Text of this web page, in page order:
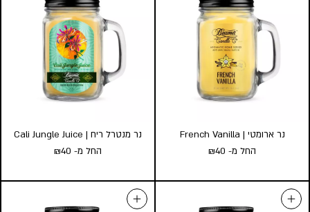
Island Party
החל מ- ₪40
גודל:
s
l
הוסף לעגלה
Pop
החל מ- ₪40
גודל:
s
l
הוסף לעגלה
נר ארומטי | French Vanilla
החל מ-
₪40
נר ארומטי | French Vanilla
נר מנטרל ריח | Cali Jungle Juice
החל מ-
₪40
נר מנטרל ריח | Cali Jungle